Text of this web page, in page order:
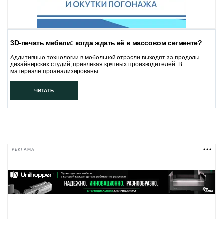
3D-печать мебели: когда ждать её в массовом сегменте?
Аддитивные технологии в мебельной отрасли выходят за пределы
дизайнерских студий, привлекая крупных производителей. В
материале проанализированы...
ЧИТАТЬ
РЕКЛАМА